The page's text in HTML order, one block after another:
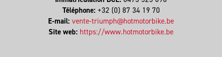
Téléphone: +32 (0) 87 34 19 70
E-mail: vente-triumph@hotmotorbike.be
Site web: https://www.hotmotorbike.be